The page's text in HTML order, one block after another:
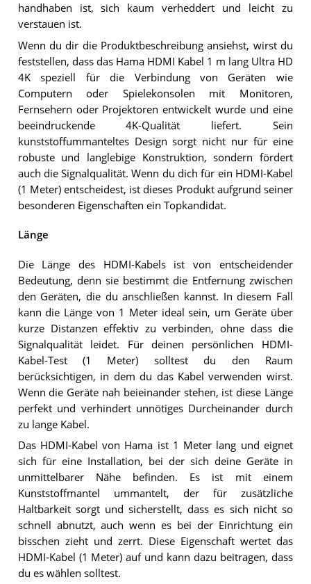
handhaben ist, sich kaum verheddert und leicht zu
verstauen ist.
Wenn du dir die Produktbeschreibung ansiehst, wirst du
feststellen, dass das Hama HDMI Kabel 1 m lang Ultra HD
4K speziell für die Verbindung von Geräten wie
Computern oder Spielekonsolen mit Monitoren,
Fernsehern oder Projektoren entwickelt wurde und eine
beeindruckende 4K-Qualität liefert. Sein
kunststoffummanteltes Design sorgt nicht nur für eine
robuste und langlebige Konstruktion, sondern fördert
auch die Signalqualität. Wenn du dich für ein HDMI-Kabel
(1 Meter) entscheidest, ist dieses Produkt aufgrund seiner
besonderen Eigenschaften ein Topkandidat.
Länge
Die Länge des HDMI-Kabels ist von entscheidender
Bedeutung, denn sie bestimmt die Entfernung zwischen
den Geräten, die du anschließen kannst. In diesem Fall
kann die Länge von 1 Meter ideal sein, um Geräte über
kurze Distanzen effektiv zu verbinden, ohne dass die
Signalqualität leidet. Für deinen persönlichen HDMI-
Kabel-Test (1 Meter) solltest du den Raum
berücksichtigen, in dem du das Kabel verwenden wirst.
Wenn die Geräte nah beieinander stehen, ist diese Länge
perfekt und verhindert unnötiges Durcheinander durch
zu lange Kabel.
Das HDMI-Kabel von Hama ist 1 Meter lang und eignet
sich für eine Installation, bei der sich deine Geräte in
unmittelbarer Nähe befinden. Es ist mit einem
Kunststoffmantel ummantelt, der für zusätzliche
Haltbarkeit sorgt und sicherstellt, dass es sich nicht so
schnell abnutzt, auch wenn es bei der Einrichtung ein
bisschen zieht und zerrt. Diese Eigenschaft wertet das
HDMI-Kabel (1 Meter) auf und kann dazu beitragen, dass
du es wählen solltest.